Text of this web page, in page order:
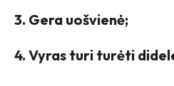
3. Gera uošvienė;
4. Vyras turi turėti